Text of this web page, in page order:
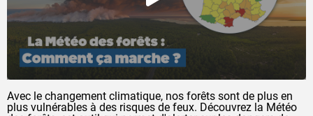
Avec le changement climatique, nos forêts sont de plus en
plus vulnérables à des risques de feux. Découvrez la Météo